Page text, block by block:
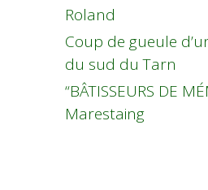
Roland
Coup de gueule
du sud du Tarn
“BÂTISSEURS DE
Marestaing